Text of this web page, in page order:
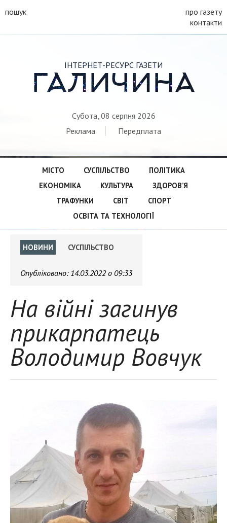
пошук
про газету
контакти
ІНТЕРНЕТ-РЕСУРС ГАЗЕТИ
ГАЛИЧИНА
Субота, 08 серпня 2026
Реклама
Передплата
МІСТО СУСПІЛЬСТВО
ПОЛІТИКА
ЕКОНОМІКА
КУЛЬТУРА
ЗДОРОВ’Я
ТРАФУНКИ
СВІТ
СПОРТ
ОСВІТА ТА ТЕХНОЛОГІЇ
НОВИНИ СУСПІЛЬСТВО
Опубліковано: 14.03.2022 о 09:33
На війні загинув
прикарпатець
Володимир Вовчук